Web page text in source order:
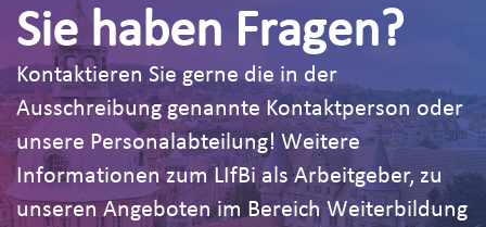
Sie haben Fragen?
Kontaktieren Sie gerne die in der
Ausschreibung genannte Kontaktperson oder
unsere Personalabteilung! Weitere
Informationen zum LIfBi als Arbeitgeber, zu
unseren Angeboten im Bereich Weiterbildung